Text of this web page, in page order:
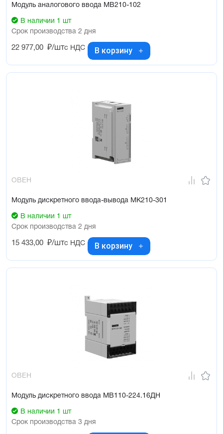
Модуль аналогового ввода МВ210-102
В наличии 1 шт
Срок производства 2 дня
22 977,00 ₽/штс НДС В корзину
ОВЕН
Модуль дискретного ввода-вывода МК210-301
В наличии 1 шт
Срок производства 2 дня
15 433,00 ₽/штс НДС В корзину
ОВЕН
Модуль дискретного ввода МВ110-224.16ДН
В наличии 1 шт
Срок производства 3 дня